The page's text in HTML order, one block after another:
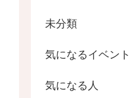
未分類
気になるイベント
気になる人